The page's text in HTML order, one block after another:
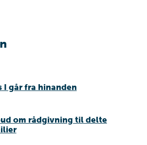
I går fra hinanden
om rådgivning til delte